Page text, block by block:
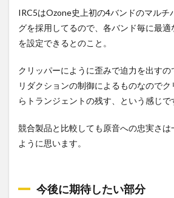
IRC5はOzone史上初の4バンドのマルチ
グを採用してるので、各バンド毎に最
を設定できるとのこと。
クリッパーにように歪みで迫力を出す
リダクションの制御によるものなので
らトランジェントの残す、という感じで
競合製品と比較しても原音への忠実さは
ように思います。
今後に期待したい部分